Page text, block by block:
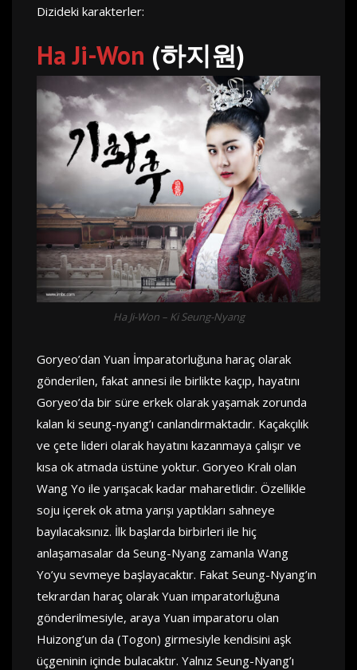
Dizideki karakterler:
Ha Ji-Won (하지원)
Ha Ji-Won – Ki Seung-Nyang
Goryeo’dan Yuan İmparatorluğuna haraç olarak
gönderilen, fakat annesi ile birlikte kaçıp, hayatını
Goryeo’da bir süre erkek olarak yaşamak zorunda
kalan ki seung-nyang’ı canlandırmaktadır. Kaçakçılık
ve çete lideri olarak hayatını kazanmaya çalışır ve
kısa ok atmada üstüne yoktur. Goryeo Kralı olan
Wang Yo ile yarışacak kadar maharetlidir. Özellikle
soju içerek ok atma yarışı yaptıkları sahneye
bayılacaksınız. İlk başlarda birbirleri ile hiç
anlaşamasalar da Seung-Nyang zamanla Wang
Yo’yu sevmeye başlayacaktır. Fakat Seung-Nyang’ın
tekrardan haraç olarak Yuan imparatorluğuna
gönderilmesiyle, araya Yuan imparatoru olan
Huizong’un da (Togon) girmesiyle kendisini aşk
üçgeninin içinde bulacaktır. Yalnız Seung-Nyang’ı